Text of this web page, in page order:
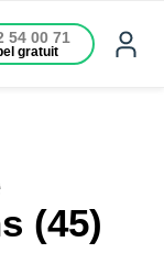
54 00 71
gratuit
(45)